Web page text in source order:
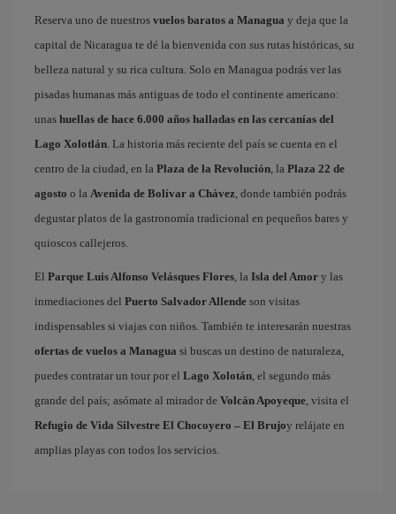
Reserva uno de nuestros vuelos baratos a Managua y deja que la
capital de Nicaragua te dé la bienvenida con sus rutas históricas, su
belleza natural y su rica cultura. Solo en Managua podrás ver las
pisadas humanas más antiguas de todo el continente americano:
unas huellas de hace 6.000 años halladas en las cercanías del
Lago Xolotlán. La historia más reciente del país se cuenta en el
centro de la ciudad, en la Plaza de la Revolución, la Plaza 22 de
agosto o la Avenida de Bolívar a Chávez, donde también podrás
degustar platos de la gastronomía tradicional en pequeños bares y
quioscos callejeros.
El Parque Luis Alfonso Velásques Flores, la Isla del Amor y las
inmediaciones del Puerto Salvador Allende son visitas
indispensables si viajas con niños. También te interesarán nuestras
ofertas de vuelos a Managua si buscas un destino de naturaleza,
puedes contratar un tour por el Lago Xolotán, el segundo más
grande del país; asómate al mirador de Volcán Apoyeque, visita el
Refugio de Vida Silvestre El Chocoyero – El Brujoy relájate en
amplias playas con todos los servicios.